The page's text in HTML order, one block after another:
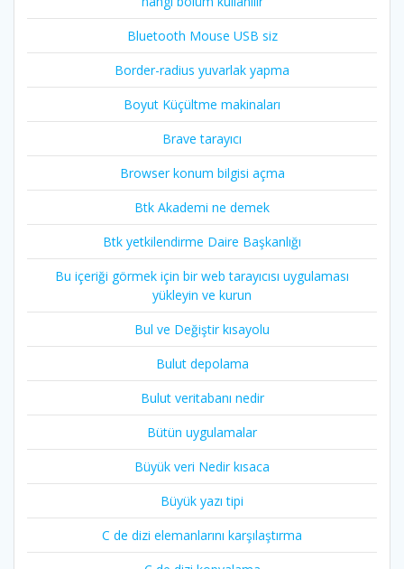
Bluetooth Mouse USB siz
Border-radius yuvarlak yapma
Boyut Küçültme makinaları
Brave tarayıcı
Browser konum bilgisi açma
Btk Akademi ne demek
Btk yetkilendirme Daire Başkanlığı
Bu içeriği görmek için bir web tarayıcısı uygulaması
yükleyin ve kurun
Bul ve Değiştir kısayolu
Bulut depolama
Bulut veritabanı nedir
Bütün uygulamalar
Büyük veri Nedir kısaca
Büyük yazı tipi
C de dizi elemanlarını karşılaştırma